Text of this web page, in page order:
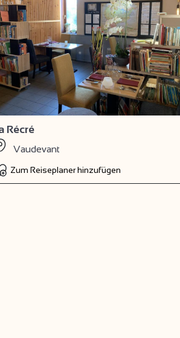
Récré
Vaudevant
Zum Reiseplaner hinzufügen